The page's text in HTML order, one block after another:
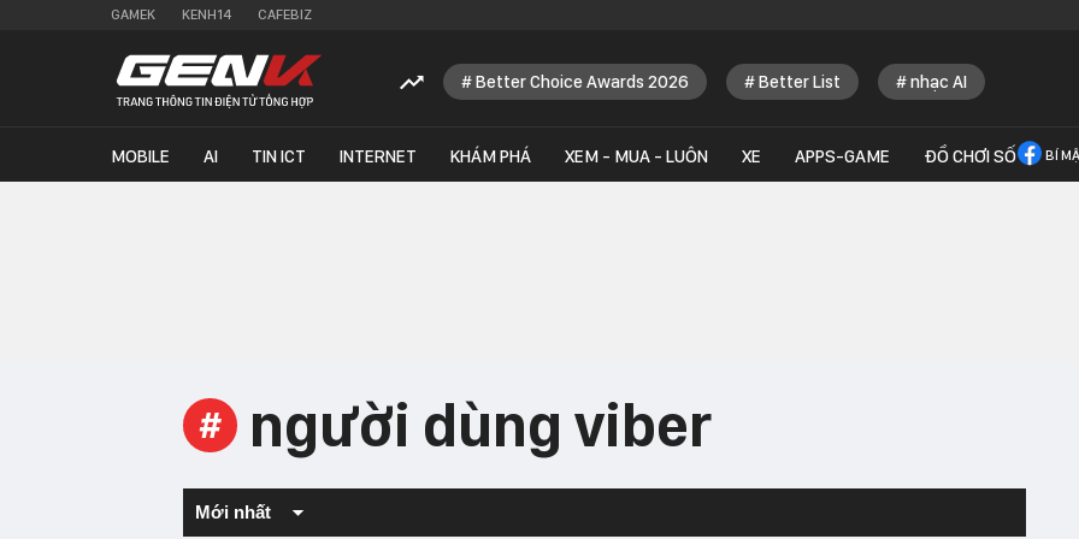
GAMEK KENH14 CAFEBIZ
Better Choice Awards 2026 Better List nhạc AI
MOBILE AI TIN ICT INTERNET KHÁM PHÁ XEM - MUA - LUÔN XE APPS-GAME ĐỒ CHƠI SỐ BÍ
# người dùng viber
Mới nhất